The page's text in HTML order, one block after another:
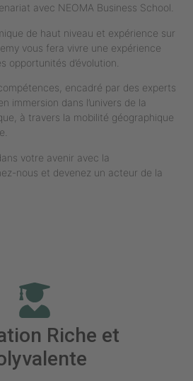
avec NEOMA Business School.
de haut niveau et expérience sur
vous fera vivre une expérience
opportunités d’évolution.
encadré par des experts
immersion dans l’univers de la
à travers la mobilité géographique
votre avenir avec la
nous et devenez un acteur de la
Riche et